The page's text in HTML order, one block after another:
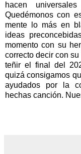
hacen
Quedémonos con
mente lo más en
ideas
momento con su
correcto decir con
teñir el final del
quizá consigamos
ayudados por la
hechas canción.